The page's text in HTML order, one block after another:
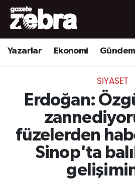
Yazarlar Ekonomi Gündem
SIYASET
Erdoğan:
füzelerden
Sinop'ta
Yazarlar
Ekonomi
Yerel
Spor
Nöbetçi Eczaneler
Hava Durumu
Süper Lig Puan
Tüm Manşetler
Son Dakika Haberleri